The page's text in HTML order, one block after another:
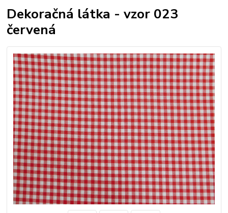
Dekoračná látka - vzor 023
červená